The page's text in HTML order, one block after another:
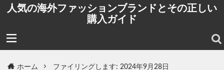
人気の海外ファッションブランドとその正しい
購入ガイド
ホーム ファイリングします: 2024年9月28日